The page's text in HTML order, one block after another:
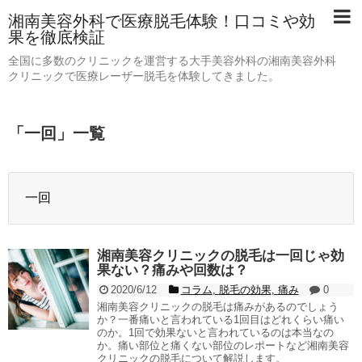
湘南美容外科で医療脱毛体験！口コミや効
果を徹底検証
全国に多数のクリニックを運営する大手美容外科の湘南美容外科
クリニックで医療レーザー脱毛を体験してきました。
「 一回 」 一覧
一回
湘南美容クリニックの脱毛は一回じゃ効
果ない？痛みや回数は？
2020/6/12 コラム, 脱毛の効果, 痛み
0
湘南美容クリニックの脱毛は痛みがあるのでしょう
か？一番痛いと言われている1回目はどれくらい痛い
のか。1回で効果ないと言われているのは本当なの
か。痛い部位と痛くない部位のレポートなど湘南美容
クリニックの脱毛について解説します。